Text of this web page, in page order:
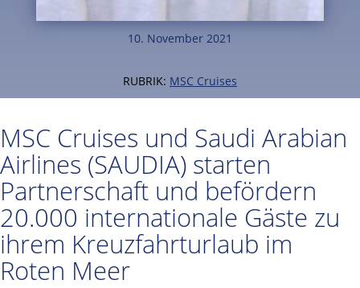
10. November 2021
RUBRIK: MSC Cruises
MSC Cruises und Saudi Arabian
Airlines (SAUDIA) starten
Partnerschaft und befördern
20.000 internationale Gäste zu
ihrem Kreuzfahrturlaub im
Roten Meer